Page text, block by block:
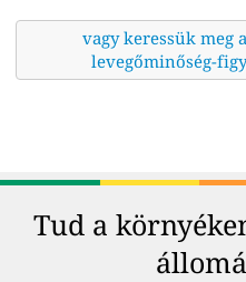
vagy keressük meg
levegőminőség-
Tud a